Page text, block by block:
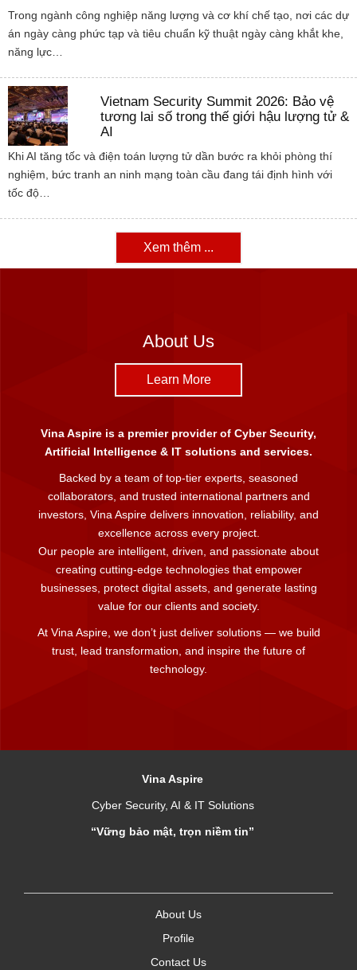
Trong ngành công nghiệp năng lượng và cơ khí chế tạo, nơi các dự
án ngày càng phức tạp và tiêu chuẩn kỹ thuật ngày càng khắt khe,
năng lực…
Vietnam Security Summit 2026: Bảo vệ
tương lai số trong thế giới hậu lượng tử &
AI
Khi AI tăng tốc và điện toán lượng tử dần bước ra khỏi phòng thí
nghiệm, bức tranh an ninh mạng toàn cầu đang tái định hình với
tốc độ…
Xem thêm ...
About Us
Learn More
Vina Aspire is a premier provider of Cyber Security,
Artificial Intelligence & IT solutions and services.
Backed by a team of top-tier experts, seasoned
collaborators, and trusted international partners and
investors, Vina Aspire delivers innovation, reliability, and
excellence across every project.
Our people are intelligent, driven, and passionate about
creating cutting-edge technologies that empower
businesses, protect digital assets, and generate lasting
value for our clients and society.
At Vina Aspire, we don’t just deliver solutions — we build
trust, lead transformation, and inspire the future of
technology.
Vina Aspire
Cyber Security, AI & IT Solutions
“Vững bảo mật, trọn niềm tin”
About Us
Profile
Contact Us